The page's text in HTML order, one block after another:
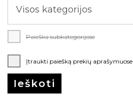
Paieška subkategorijose
Įtraukti paiešką prekių aprašymuose